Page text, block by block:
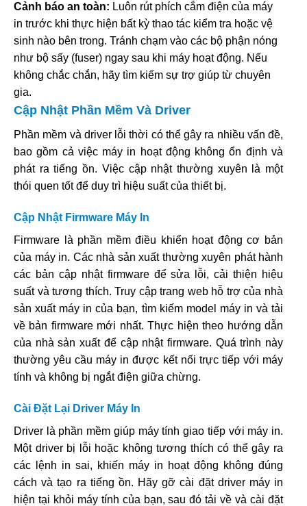
Cảnh báo an toàn: Luôn rút phích cắm điện của máy
in trước khi thực hiện bất kỳ thao tác kiểm tra hoặc vệ
sinh nào bên trong. Tránh chạm vào các bộ phận nóng
như bộ sấy (fuser) ngay sau khi máy hoạt động. Nếu
không chắc chắn, hãy tìm kiếm sự trợ giúp từ chuyên
gia.
Cập Nhật Phần Mềm Và Driver
Phần mềm và driver lỗi thời có thể gây ra nhiều vấn đề,
bao gồm cả việc máy in hoạt động không ổn định và
phát ra tiếng ồn. Việc cập nhật thường xuyên là một
thói quen tốt để duy trì hiệu suất của thiết bị.
Cập Nhật Firmware Máy In
Firmware là phần mềm điều khiển hoạt động cơ bản
của máy in. Các nhà sản xuất thường xuyên phát hành
các bản cập nhật firmware để sửa lỗi, cải thiện hiệu
suất và tương thích. Truy cập trang web hỗ trợ của nhà
sản xuất máy in của bạn, tìm kiếm model máy in và tải
về bản firmware mới nhất. Thực hiện theo hướng dẫn
của nhà sản xuất để cập nhật firmware. Quá trình này
thường yêu cầu máy in được kết nối trực tiếp với máy
tính và không bị ngắt điện giữa chừng.
Cài Đặt Lại Driver Máy In
Driver là phần mềm giúp máy tính giao tiếp với máy in.
Một driver bị lỗi hoặc không tương thích có thể gây ra
các lệnh in sai, khiến máy in hoạt động không đúng
cách và tạo ra tiếng ồn. Hãy gỡ cài đặt driver máy in
hiện tại khỏi máy tính của bạn, sau đó tải về và cài đặt